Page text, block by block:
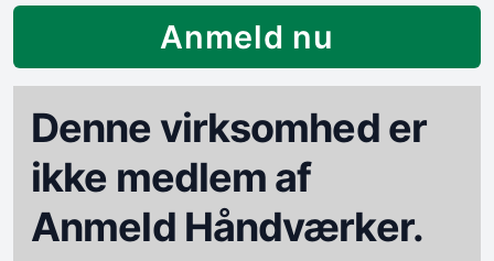
Anmeld nu
Denne virksomhed er
ikke medlem af
Anmeld Håndværker.